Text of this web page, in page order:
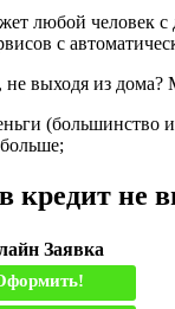
любой
с
не выходя из
(большинство
кредит не
Заявка